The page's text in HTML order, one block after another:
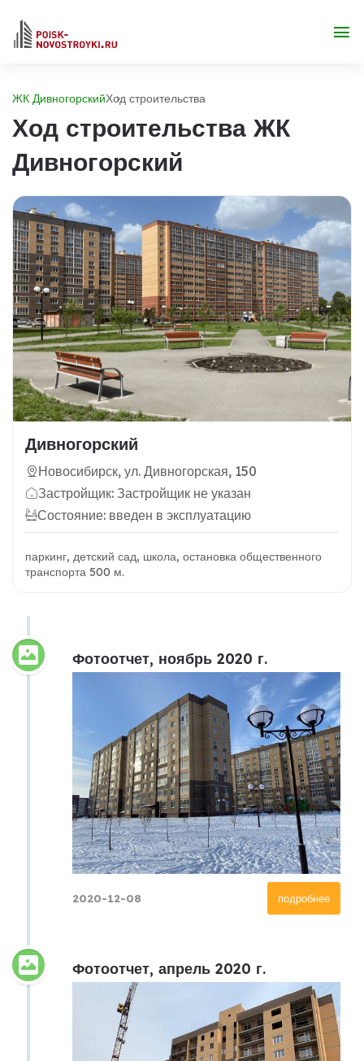
ЖК ДивногорскийХод строительства
Ход строительства ЖК
Дивногорский
Дивногорский
Новосибирск, ул. Дивногорская, 150
Застройщик: Застройщик не указан
Состояние: введен в эксплуатацию
паркинг, детский сад, школа, остановка общественного
транспорта 500 м.
Фотоотчет, ноябрь 2020 г.
подробнее
2020-12-08
Фотоотчет, апрель 2020 г.